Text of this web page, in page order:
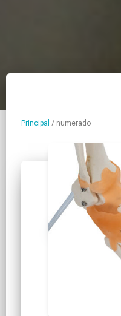
Principal / numerado